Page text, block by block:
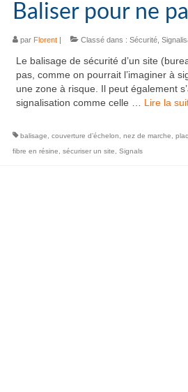
Baliser pour ne
par Florent| Classé dans : Sécurité,
Le balisage de sécurité d’un site
pas, comme on pourrait l’imaginer à
une zone à risque. Il peut également
signalisation comme celle … Lire la
balisage couverture d’échelon nez de marche
fibre en résine
sécuriser un site Signals